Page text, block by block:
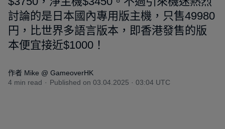
討論的是日本國內專用版主機，只售49980
円，比世界多語言版本，即香港發售的版
本便宜接近$1000！
作者 Mike @ GameoverHK
4 min read
Published on 03.04.2025 · 03:04 UTC